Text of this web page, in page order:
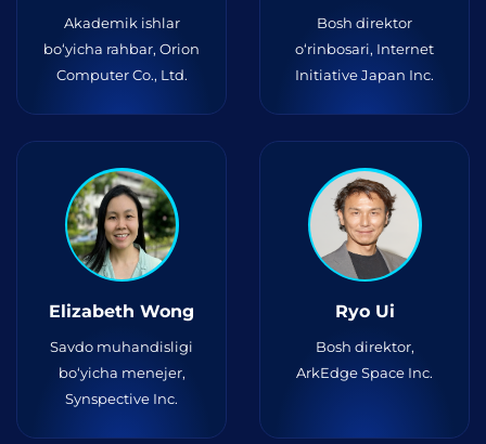
Akademik ishlar
bo‘yicha rahbar, Orion
Computer Co., Ltd.
Bosh direktor
o‘rinbosari, Internet
Initiative Japan Inc.
Elizabeth Wong
Savdo muhandisligi
bo‘yicha menejer,
Synspective Inc.
Ryo Ui
Bosh direktor,
ArkEdge Space Inc.